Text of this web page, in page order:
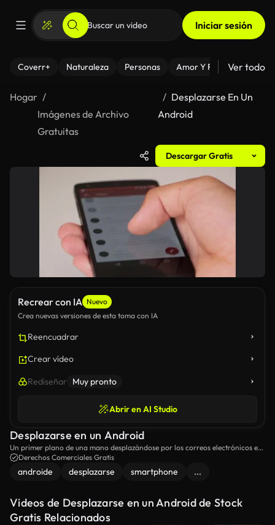
Iniciar sesión
Coverr+ Naturaleza Personas Amor Y Relaciones
Ver todo
Hogar
Imágenes de Archivo
Gratuitas
Desplazarse En Un
Android
Descargar Gratis
Recrear con IA Nuevo
Crea nuevas versiones de esta toma con IA
Reencuadrar
Crear vídeo
Rediseñar Muy pronto
Abrir en AI Studio
Desplazarse en un Android
Un primer plano de una mano desplazándose por los correos electrónicos en
un teléfono Android.
Derechos Comerciales Gratis
androide desplazarse smartphone ...
Videos de Desplazarse en un Android de Stock
Gratis Relacionados